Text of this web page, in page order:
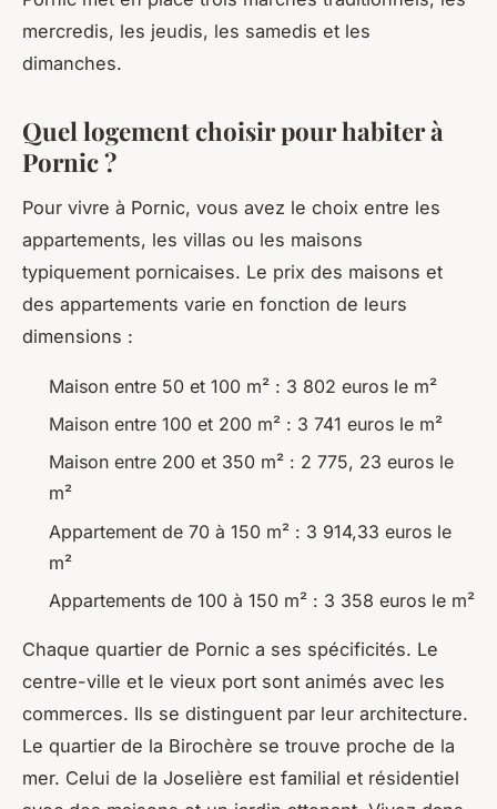
mercredis, les jeudis, les samedis et les
dimanches.
Quel logement choisir pour habiter à
Pornic ?
Pour vivre à Pornic, vous avez le choix entre les
appartements, les villas ou les maisons
typiquement pornicaises. Le prix des maisons et
des appartements varie en fonction de leurs
dimensions :
Maison entre 50 et 100 m² : 3 802 euros le m²
Maison entre 100 et 200 m² : 3 741 euros le m²
Maison entre 200 et 350 m² : 2 775, 23 euros le
m²
Appartement de 70 à 150 m² : 3 914,33 euros le
m²
Appartements de 100 à 150 m² : 3 358 euros le m²
Chaque quartier de Pornic a ses spécificités. Le
centre-ville et le vieux port sont animés avec les
commerces. Ils se distinguent par leur architecture.
Le quartier de la Birochère se trouve proche de la
mer. Celui de la Joselière est familial et résidentiel